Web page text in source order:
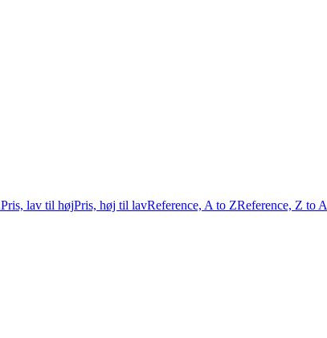
Pris, lav til højPris, høj til lavReference, A to ZReference, Z to A